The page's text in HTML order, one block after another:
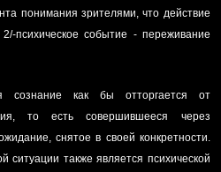
понимания зрителями, что действие
психическое событие - переживание
сознание как бы отторгается от
то есть совершившееся через
снятое в своей конкретности.
ситуации также является психической